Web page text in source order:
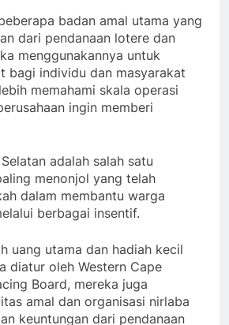
badan amal utama yang
dari pendanaan lotere dan
menggunakannya untuk
bagi individu dan masyarakat
memahami skala operasi
ingin memberi
adalah salah satu
menonjol yang telah
dalam membantu warga
berbagai insentif.
uang utama dan hadiah kecil
diatur oleh Western Cape
Board, mereka juga
amal dan organisasi nirlaba
keuntungan dari pendanaan